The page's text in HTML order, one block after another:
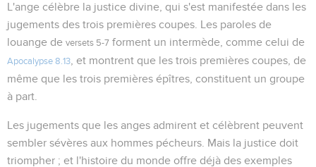
L'ange célèbre la justice divine, qui s'est manifestée dans les
jugements des trois premières coupes. Les paroles de
louange de versets 5-7 forment un intermède, comme celui de
Apocalypse 8.13
, et montrent que les trois premières coupes, de
même que les trois premières épîtres, constituent un groupe
à part.
Les jugements que les anges admirent et célèbrent peuvent
sembler sévères aux hommes pécheurs. Mais la justice doit
triompher ; et l'histoire du monde offre déjà des exemples